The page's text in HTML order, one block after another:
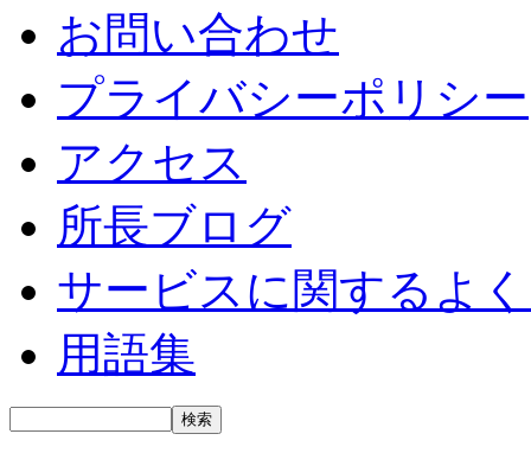
お問い合わせ
プライバシーポリシー
アクセス
所長ブログ
サービスに関するよ
用語集